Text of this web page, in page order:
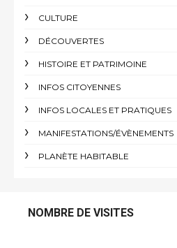
CULTURE
DÉCOUVERTES
HISTOIRE ET PATRIMOINE
INFOS CITOYENNES
INFOS LOCALES ET PRATIQUES
MANIFESTATIONS/ÉVÈNEMENTS
PLANÈTE HABITABLE
NOMBRE DE VISITES